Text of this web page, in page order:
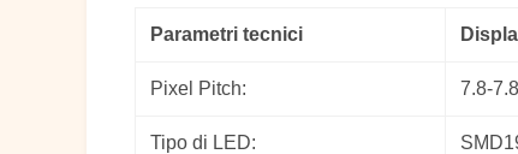
Parametri tecnici
Pixel Pitch: 7.8-
Tipo di LED: